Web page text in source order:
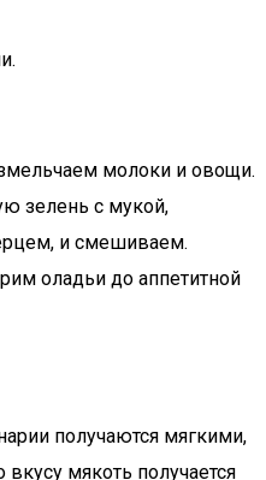
молоки и овощи.
зелень с мукой,
и смешиваем.
оладьи до аппетитной
получаются мягкими,
мякоть получается